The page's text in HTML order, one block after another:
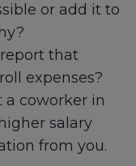
or add it to
that
expenses?
coworker in
salary
from you.